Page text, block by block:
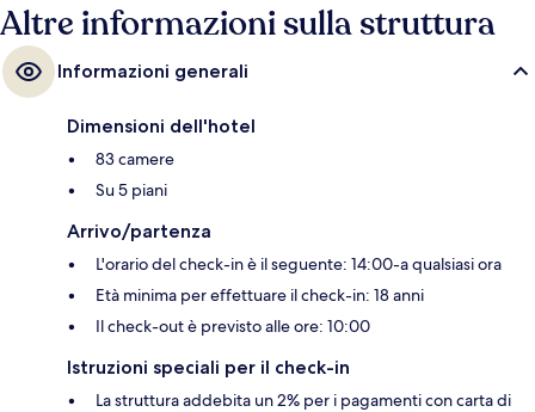
Altre informazioni sulla struttura
Informazioni generali
Dimensioni dell'hotel
83 camere
Su 5 piani
Arrivo/partenza
L'orario del check-in è il seguente: 14:00-a qualsiasi ora
Età minima per effettuare il check-in: 18 anni
Il check-out è previsto alle ore: 10:00
Istruzioni speciali per il check-in
La struttura addebita un 2% per i pagamenti con carta di